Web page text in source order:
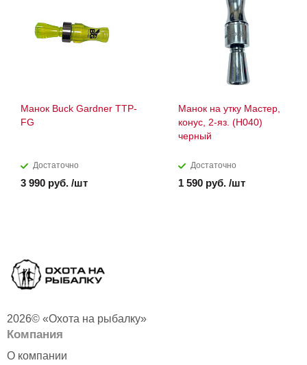
Манок Buck Gardner TTP-
FG
Достаточно
3 990 руб. /шт
Манок на утку Мастер,
конус, 2-яз. (H040)
черный
Достаточно
1 590 руб. /шт
2026© «Охота на рыбалку»
Компания
О компании